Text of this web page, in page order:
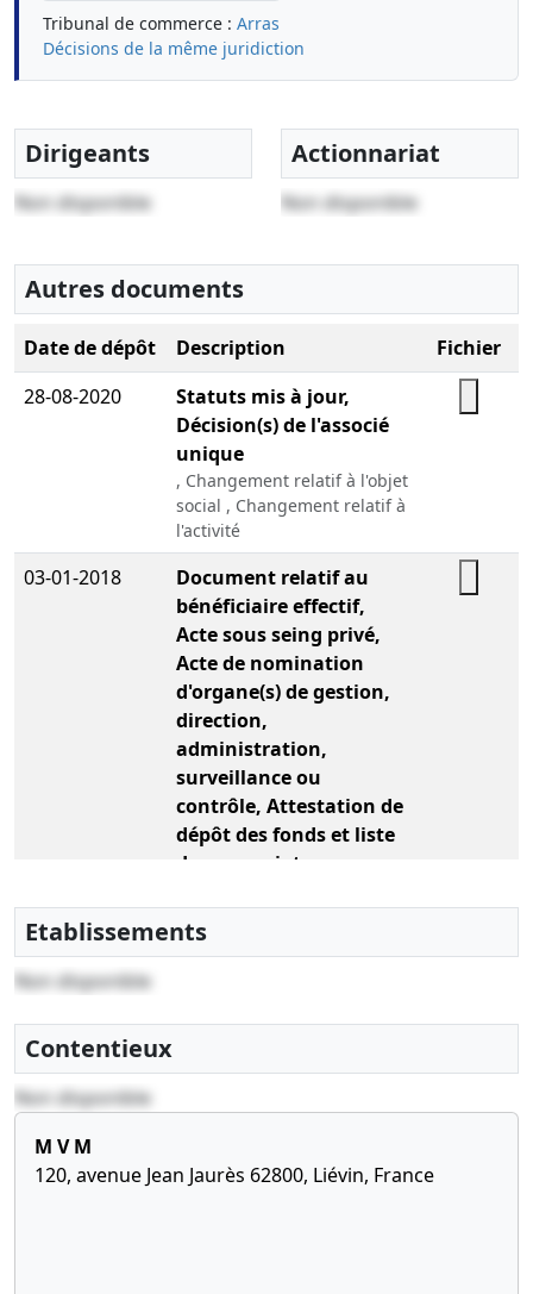
Tribunal de commerce : Arras
Décisions de la même juridiction
Dirigeants
Non disponible
Actionnariat
Non disponible
Autres documents
Date de dépôt Description
Fichier
28-08-2020
Statuts mis à jour,
Décision(s) de l'associé
unique
, Changement relatif à l'objet
social , Changement relatif à
l'activité
03-01-2018
Document relatif au
bénéficiaire effectif,
Acte sous seing privé,
Acte de nomination
d'organe(s) de gestion,
direction,
administration,
surveillance ou
contrôle, Attestation de
dépôt des fonds et liste
des souscripteurs
de gérant(s)
Etablissements
Non disponible
Contentieux
Non disponible
M V M
120, avenue Jean Jaurès 62800, Liévin, France